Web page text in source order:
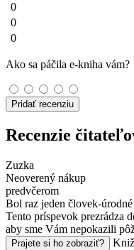
0
0
0
Ako sa páčila e-kniha vám?
Pridať recenziu
Recenzie
Zuzka
Neoverený nákup
predvčerom
Bol raz jeden človek-
Tento príspevok prezrádza
aby sme Vám nepokazili
Prajete si ho zobraziť?